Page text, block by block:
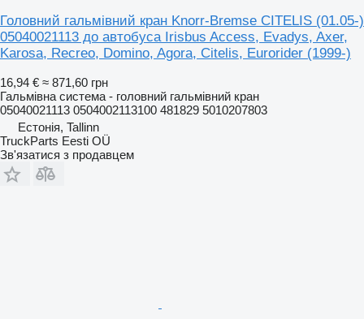
Головний гальмівний кран Knorr-Bremse CITELIS (01.05-)
05040021113 до автобуса Irisbus Access, Evadys, Axer,
Karosa, Recreo, Domino, Agora, Citelis, Eurorider (1999-)
16,94 € ≈ 871,60 грн
Гальмівна система - головний гальмівний кран
05040021113 0504002113100 481829 5010207803
Естонія, Tallinn
TruckParts Eesti OÜ
Зв'язатися з продавцем